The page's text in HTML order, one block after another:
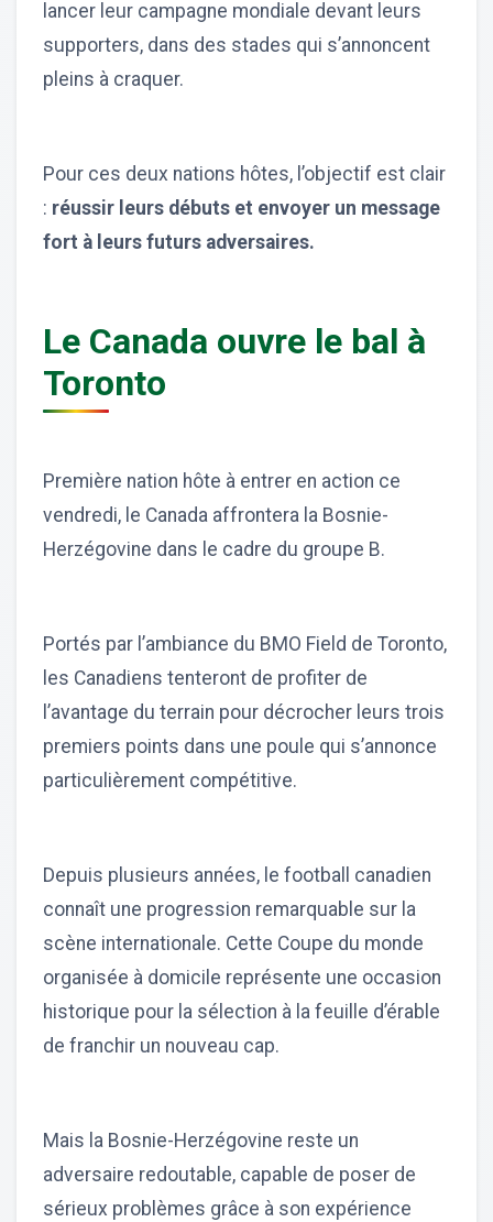
lancer leur campagne mondiale devant leurs
supporters, dans des stades qui s’annoncent
pleins à craquer.
Pour ces deux nations hôtes, l’objectif est clair
: réussir leurs débuts et envoyer un message
fort à leurs futurs adversaires.
Le Canada ouvre le bal à
Toronto
Première nation hôte à entrer en action ce
vendredi, le Canada affrontera la Bosnie-
Herzégovine dans le cadre du groupe B.
Portés par l’ambiance du BMO Field de Toronto,
les Canadiens tenteront de profiter de
l’avantage du terrain pour décrocher leurs trois
premiers points dans une poule qui s’annonce
particulièrement compétitive.
Depuis plusieurs années, le football canadien
connaît une progression remarquable sur la
scène internationale. Cette Coupe du monde
organisée à domicile représente une occasion
historique pour la sélection à la feuille d’érable
de franchir un nouveau cap.
Mais la Bosnie-Herzégovine reste un
adversaire redoutable, capable de poser de
sérieux problèmes grâce à son expérience